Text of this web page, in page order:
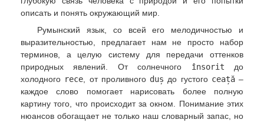
описать и понять окружающий мир.
Румынский язык, со всей его мелодичностью и
выразительностью, предлагает нам не просто набор
терминов, а целую систему для передачи оттенков
природных явлений. От солнечного însorit до
холодного rece, от проливного duș до густого ceață–
каждое слово помогает нарисовать более полную
картину того, что происходит за окном. Понимание этих
нюансов обогащает не только наш словарный запас, но